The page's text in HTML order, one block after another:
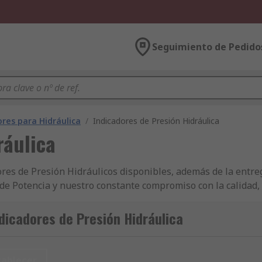
Seguimiento de
para Hidráulica / Indicadores de Presión Hidráulica
de Presión Hidráulicos disponibles, además de la
Potencia y nuestro constante compromiso con la
y accesorios de Displays e Indicadores de
más de 500.000 productos y con acceso online a una
otros productos de nuestra gama de Mantenimiento,
de Presión Hidráulica